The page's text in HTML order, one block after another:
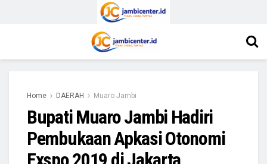
Home DAERAH Muaro Jambi
Bupati Muaro Jambi Hadiri
Pembukaan Apkasi Otonomi